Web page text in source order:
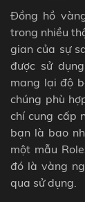
Đồng hồ
trong nhiều
gian của sự
được sử
mang lại độ
chúng phù
chí cung cấp
bạn là bao
một mẫu
đó là vàng
qua sử dụng.